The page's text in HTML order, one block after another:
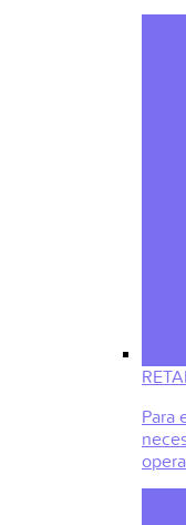
Para